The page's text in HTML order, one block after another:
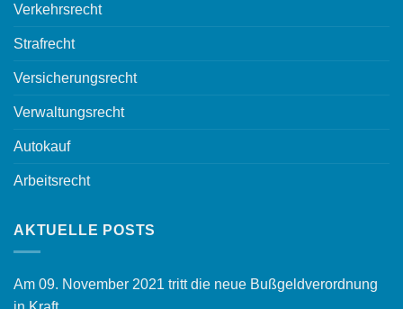
Verkehrsrecht
Strafrecht
Versicherungsrecht
Verwaltungsrecht
Autokauf
Arbeitsrecht
AKTUELLE POSTS
Am 09. November 2021 tritt die neue Bußgeldverordnung